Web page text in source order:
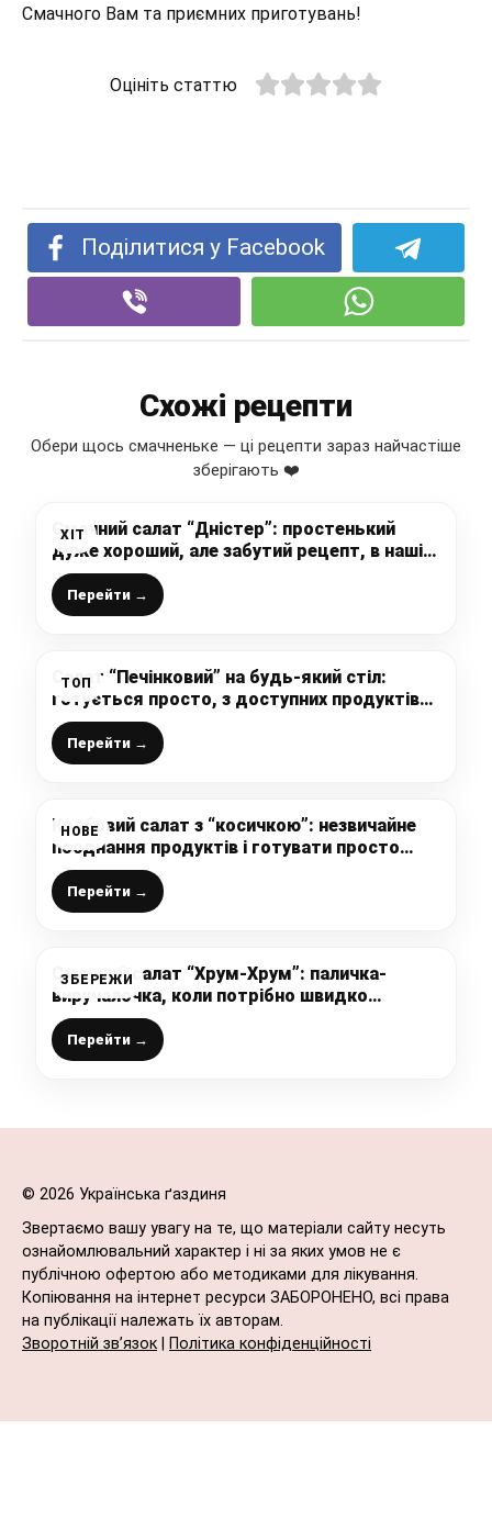
Смачного Вам та приємних приготувань!
Оцініть статтю
Поділитися у Facebook
Схожі рецепти
Обери щось смачненьке — ці рецепти зараз найчастіше
зберігають ❤️
ХІТ
Смачний салат “Дністер”: простенький
дуже хороший, але забутий рецепт, в нашій
сім’ї він один з улюблених
Перейти →
ТОП
Салат “Печінковий” на будь-який стіл:
готується просто, з доступних продуктів
та неймовірно смачний виходить
Перейти →
НОВЕ
Крабовий салат з “косичкою”: незвичайне
поєднання продуктів і готувати просто
(буду готувати на Великдень)
Перейти →
ЗБЕРЕЖИ
Смачний салат “Хрум-Хрум”: паличка-
виручалочка, коли потрібно швидко
накрити на стіл, 10 хвилин і салат готовий
Перейти →
© 2026 Українська ґаздиня
Звертаємо вашу увагу на те, що матеріали сайту несуть
ознайомлювальний характер і ні за яких умов не є
публічною офертою або методиками для лікування.
Копіювання на інтернет ресурси ЗАБОРОНЕНО, всі права
на публікації належать їх авторам.
Зворотній зв’язок
Політика конфіденційності